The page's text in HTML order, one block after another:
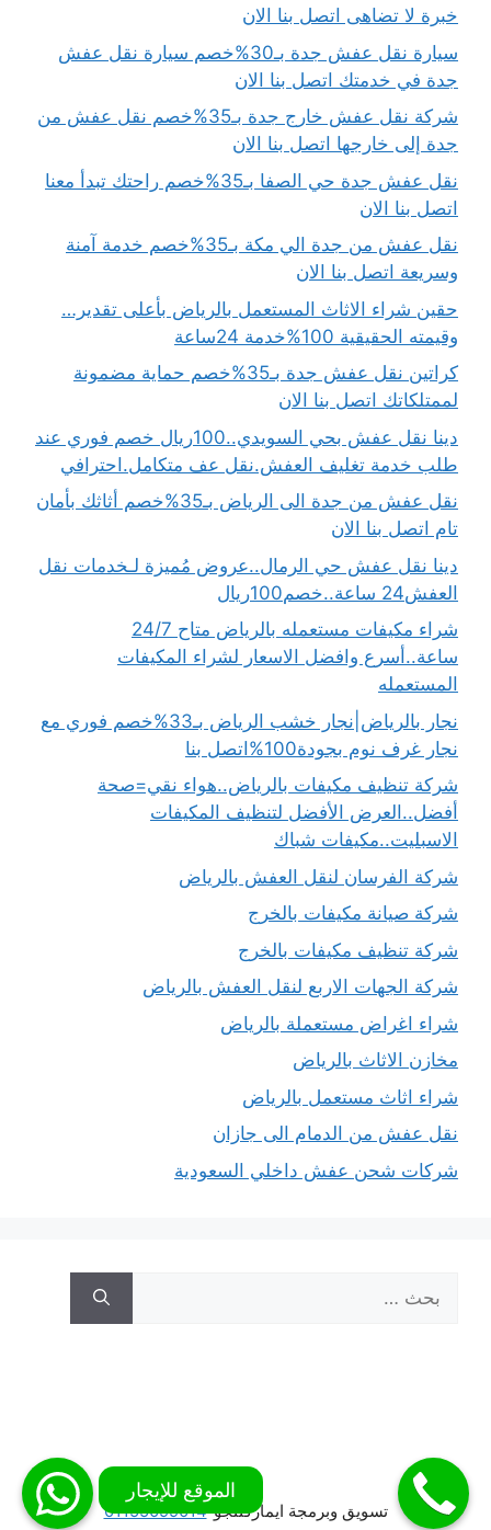
خبرة لا تضاهى اتصل بنا الان
سيارة نقل عفش جدة بـ30%خصم سيارة نقل عفش
جدة في خدمتك اتصل بنا الان
شركة نقل عفش خارج جدة بـ35%خصم نقل عفش من
جدة إلى خارجها اتصل بنا الان
نقل عفش جدة حي الصفا بـ35%خصم راحتك تبدأ معنا
اتصل بنا الان
نقل عفش من جدة الي مكة بـ35%خصم خدمة آمنة
وسريعة اتصل بنا الان
حقين شراء الاثاث المستعمل بالرياض بأعلى تقدير…
وقيمته الحقيقية 100%خدمة 24ساعة
كراتين نقل عفش جدة بـ35%خصم حماية مضمونة
لممتلكاتك اتصل بنا الان
دينا نقل عفش بحي السويدي..100ريال خصم فوري عند
طلب خدمة تغليف العفش.نقل عف متكامل.احترافي
نقل عفش من جدة الى الرياض بـ35%خصم أثاثك بأمان
تام اتصل بنا الان
دينا نقل عفش حي الرمال..عروض مُميزة لـخدمات نقل
العفش24 ساعة..خصم100ريال
شراء مكيفات مستعمله بالرياض متاح 24/7
ساعة..أسرع وافضل الاسعار لشراء المكيفات
المستعمله
نجار بالرياض|نجار خشب الرياض بـ33%خصم فوري مع
نجار غرف نوم بجودة100%اتصل بنا
شركة تنظيف مكيفات بالرياض..هواء نقي=صحة
أفضل..العرض الأفضل لتنظيف المكيفات
الاسبليت..مكيفات شباك
شركة الفرسان لنقل العفش بالرياض
شركة صيانة مكيفات بالخرج
شركة تنظيف مكيفات بالخرج
شركة الجهات الاربع لنقل العفش بالرياض
شراء اغراض مستعملة بالرياض
مخازن الاثاث بالرياض
شراء اثاث مستعمل بالرياض
نقل عفش من الدمام الى جازان
شركات شحن عفش داخلي السعودية
عن:
تسويق وبرمجة ايماركتنجو 01155099014